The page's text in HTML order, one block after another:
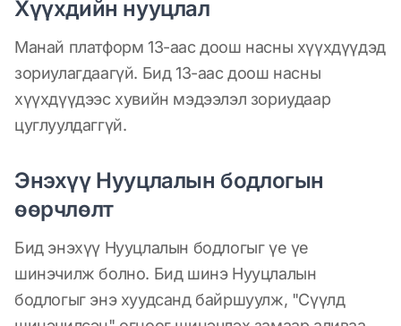
Хүүхдийн нууцлал
Манай платформ 13-аас доош насны хүүхдүүдэд
зориулагдаагүй. Бид 13-аас доош насны
хүүхдүүдээс хувийн мэдээлэл зориудаар
цуглуулдаггүй.
Энэхүү Нууцлалын бодлогын
өөрчлөлт
Бид энэхүү Нууцлалын бодлогыг үе үе
шинэчилж болно. Бид шинэ Нууцлалын
бодлогыг энэ хуудсанд байршуулж, "Сүүлд